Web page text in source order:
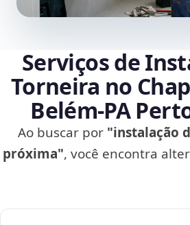
Serviços de
Torneira no
Belém‑PA
Ao buscar por "instalação
próxima", você encontra